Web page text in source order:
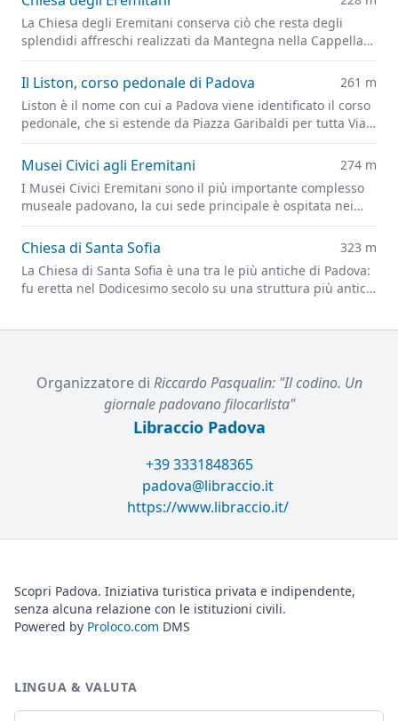
La Chiesa degli Eremitani conserva ciò che resta degli
splendidi affreschi realizzati da Mantegna nella Cappella
Ovetari, parzialmente distrutti dai bombardamenti alleati
del 1944
Il Liston, corso pedonale di Padova
261 m
Liston è il nome con cui a Padova viene identificato il corso
pedonale, che si estende da Piazza Garibaldi per tutta Via 8
Febbraio e in seguito fino a Prato della Valle.
Musei Civici agli Eremitani
274 m
I Musei Civici Eremitani sono il più importante complesso
museale padovano, la cui sede principale è ospitata nei
chiostri dell'ex convento dei frati Eremitani, in Piazza
Eremitani.
Chiesa di Santa Sofia
323 m
La Chiesa di Santa Sofia è una tra le più antiche di Padova:
fu eretta nel Dodicesimo secolo su una struttura più antica,
Organizzatore di Riccardo Pasqualin: "Il codino. Un
giornale padovano filocarlista"
Libraccio Padova
+39 3331848365
padova@libraccio.it
https://www.libraccio.it/
Scopri Padova. Iniziativa turistica privata e indipendente,
senza alcuna relazione con le istituzioni civili.
Powered by Proloco.com DMS
LINGUA & VALUTA